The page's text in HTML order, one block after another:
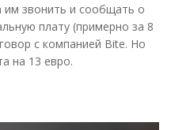
им звонить и сообщать о
плату (примерно за 8
с компанией Bite. Но
на 13 евро.